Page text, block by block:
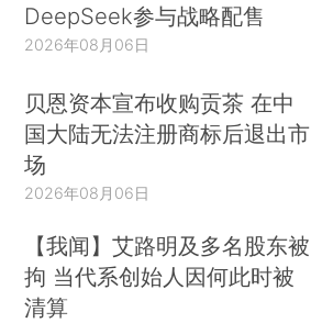
DeepSeek参与战略配售
2026年08月06日
贝恩资本宣布收购贡茶 在中
国大陆无法注册商标后退出市
场
2026年08月06日
【我闻】艾路明及多名股东被
拘 当代系创始人因何此时被
清算